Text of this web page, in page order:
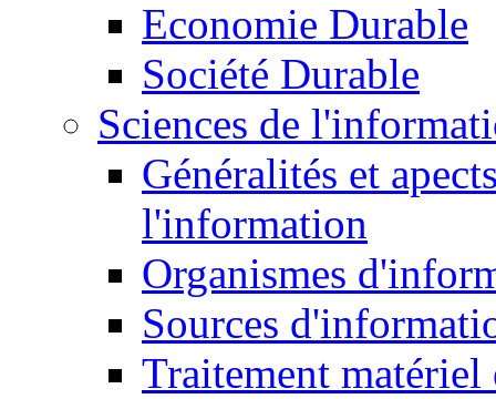
Economie Durable
Société Durable
Sciences de
Généralités et
l'information
Organismes
Sources
Traitement matériel